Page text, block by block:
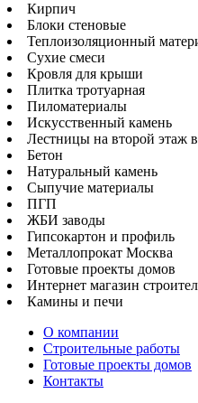
Кирпич
Блоки стеновые
Теплоизоляционный
Сухие смеси
Кровля для крыши
Плитка тротуарная
Пиломатериалы
Искусственный камень
Лестницы на второй этаж
Бетон
Натуральный камень
Сыпучие материалы
ПГП
ЖБИ заводы
Гипсокартон и профиль
Металлопрокат Москва
Готовые проекты домов
Интернет магазин
Камины и печи
О компании
Строительные работы
Готовые проекты домов
Контакты